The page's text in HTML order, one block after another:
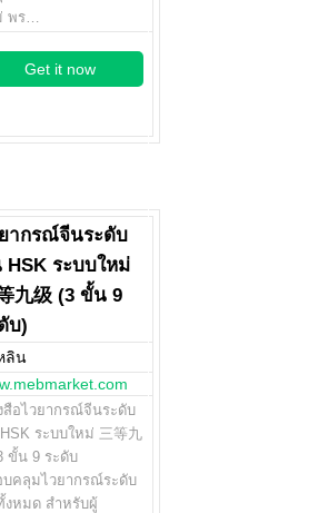
พร…
Get it now
ากรณ์จีนระดับ
HSK ระบบใหม่
九级 (3 ขั้น 9
บ)
ลิน
สือไวยากรณ์จีนระดับ
ระบบใหม่ 三等九
ขั้น 9 ระดับ
บคลุมไวยากรณ์ระดับ
งหมด สำหรับผู้